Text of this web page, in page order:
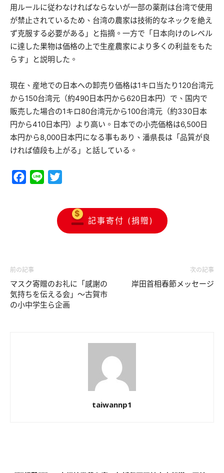
用ルールに従わなければならないが一部の薬剤は台湾で使用
が禁止されているため、台湾の農家は技術的なネックを絶え
ず克服する必要がある」と指摘。一方で「日本向けのレベル
に達した果物は価格の上で生産農家により多くの利益をもた
らす」と説明した。
現在、産地での日本への卸売り価格は1キロ当たり120台湾元
から150台湾元（約490日本円から620日本円）で、国内で
販売した場合の1キロ80台湾元から100台湾元（約330日本
円から410日本円）より高い。日本での小売価格は6,500日
本円から8,000日本円になる事もあり、潘県長は「品質が良
ければ値段も上がる」と話している。
Facebook
Line
記事寄付 (捐贈)
前の記事
マスク寄贈のお礼に「感謝の
気持ちを伝える会」～古賀市
の小中学生ら企画
次の記事
岸田首相春節メッセージ
taiwannp1